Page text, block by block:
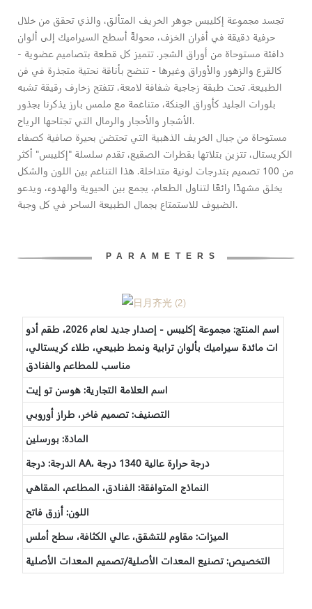
تجسد مجموعة إكليبس جوهر الخريف المتألق، والذي تحقق من خلال
حرفية دقيقة في أفران الخزف، محولةً أسطح السيراميك إلى ألوان
دافئة مستوحاة من أوراق الشجر. تتميز كل قطعة بتصاميم عضوية -
كالقرع والزهور والأوراق وغيرها - تنضح بأناقة نحتية متجذرة في فن
الطبيعة. تحت طبقة زجاجية شفافة لامعة، تتفتح زخارف رقيقة تشبه
بلورات الجليد كأوراق الجنكة، متناغمة مع ملمس بارز يذكرنا بجذور
الأشجار والأحجار والرمال التي تجتاحها الرياح.
مستوحاة من جبال الخريف الذهبية التي تحتضن بحيرة صافية كصفاء
الكريستال، تتزين بتلاتها بقطرات الصقيع، تقدم سلسلة "إكليبس" أكثر
من 100 تصميم بتدرجات لونية متداخلة. هذا التناغم بين اللون والشكل
يخلق مشهدًا رائعًا لتناول الطعام، يجمع بين الحيوية والهدوء، ويدعو
الضيوف للاستمتاع بجمال الطبيعة الساحر في كل وجبة.
PARAMETERS
اسم المنتج:
مجموعة إكليبس - إصدار جديد لعام 2026، طقم أدو
ات مائدة سيراميك بألوان ترابية ونمط طبيعي، طلاء كريستالي،
مناسب للمطاعم والفنادق
اسم العلامة التجارية: هوسن تو إيت
التصنيف: تصميم فاخر، طراز أوروبي
المادة: بورسلين
الدرجة: درجة AA، درجة حرارة عالية 1340 درجة
النماذج المتوافقة: الفنادق، المطاعم، المقاهي
اللون: أزرق فاتح
الميزات: مقاوم للتشقق، عالي الكثافة، سطح أملس
التخصيص: تصنيع المعدات الأصلية/تصميم المعدات الأصلية